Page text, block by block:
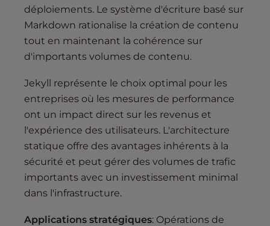
déploiements. Le système d'écriture basé sur
Markdown rationalise la création de contenu
tout en maintenant la cohérence sur
d'importants volumes de contenu.
Jekyll représente le choix optimal pour les
entreprises où les mesures de performance
ont un impact direct sur les revenus et
l'expérience des utilisateurs. L'architecture
statique offre des avantages inhérents à la
sécurité et peut gérer des volumes de trafic
importants avec un investissement minimal
dans l'infrastructure.
Applications stratégiques: Opérations de